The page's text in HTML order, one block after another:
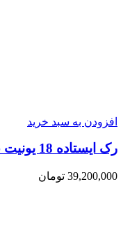
افزودن به سبد خرید
رک ایستاده 18 یونیت عمق 80 HPi
39,200,000 تومان